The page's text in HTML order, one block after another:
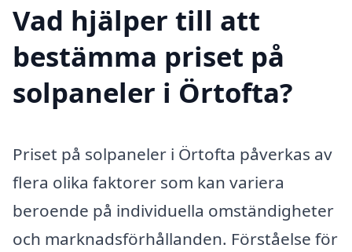
Vad hjälper till att
bestämma priset på
solpaneler i Örtofta?
Priset på solpaneler i Örtofta påverkas av
flera olika faktorer som kan variera
beroende på individuella omständigheter
och marknadsförhållanden. Förståelse för